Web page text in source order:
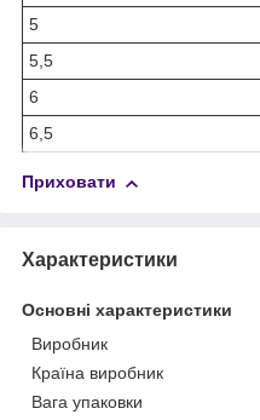
5
5,5
6
6,5
Приховати
Характеристики
Основні характеристики
Виробник
Країна виробник
Вага упаковки